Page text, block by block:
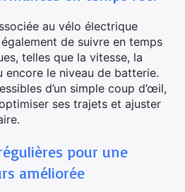
au vélo électrique
de suivre en temps
telles que la vitesse, la
encore le niveau de batterie.
d’un simple coup d’œil,
ses trajets et ajuster
pour une
améliorée
×